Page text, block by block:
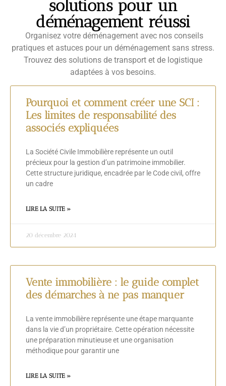
solutions pour un
déménagement réussi
Organisez votre déménagement avec nos conseils
pratiques et astuces pour un déménagement sans stress.
Trouvez des solutions de transport et de logistique
adaptées à vos besoins.
Pourquoi et comment créer une SCI :
Les limites de responsabilité des
associés expliquées
La Société Civile Immobilière représente un outil
précieux pour la gestion d’un patrimoine immobilier.
Cette structure juridique, encadrée par le Code civil, offre
un cadre
LIRE LA SUITE »
20 décembre 2024
Vente immobilière : le guide complet
des démarches à ne pas manquer
La vente immobilière représente une étape marquante
dans la vie d’un propriétaire. Cette opération nécessite
une préparation minutieuse et une organisation
méthodique pour garantir une
LIRE LA SUITE »